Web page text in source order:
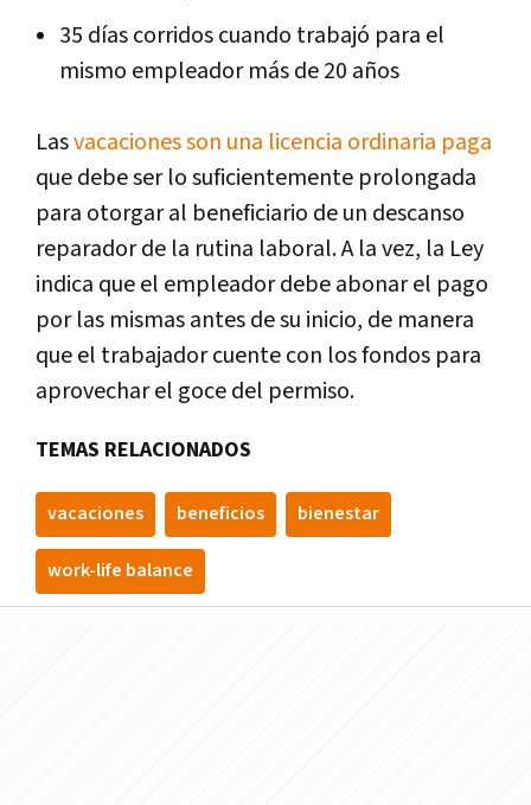
35 días corridos cuando trabajó para el
mismo empleador más de 20 años
Lasvacaciones son una licencia ordinaria paga
que debe ser lo suficientemente prolongada
para otorgar al beneficiario de un descanso
reparador de la rutina laboral. A la vez, la Ley
indica que el empleador debe abonar el pago
por las mismas antes de su inicio, de manera
que el trabajador cuente con los fondos para
aprovechar el goce del permiso.
TEMAS RELACIONADOS
vacaciones beneficios bienestar
work-life balance